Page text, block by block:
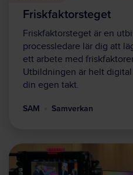
Friskfaktorsteget
Friskfaktorsteget är en
processledare lär dig att
ett arbete med
Utbildningen är helt
din egen takt.
SAM Samverkan